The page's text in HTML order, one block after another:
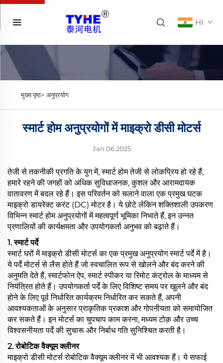
HI
मुख्य पृष्ठ> अनुप्रयोग
स्मार्ट होम अनुप्रयोगों में माइक्रो डीसी मोटर्स
Jan.06.2025
तेजी से तकनीकी प्रगति के युग में, स्मार्ट होम तेजी से लोकप्रिय हो रहे हैं,
हमारे रहने की जगहों को अधिक सुविधाजनक, कुशल और आरामदायक
वातावरण में बदल रहे हैं। इस परिवर्तन को चलाने वाला एक प्रमुख घटक
माइक्रो डायरेक्ट करंट (DC) मोटर है। ये छोटे लेकिन शक्तिशाली उपकरण
विभिन्न स्मार्ट होम अनुप्रयोगों में महत्वपूर्ण भूमिका निभाते हैं, इन उन्नत
प्रणालियों की कार्यक्षमता और उपयोगकर्ता अनुभव को बढ़ाते हैं।
1. स्मार्ट पर्दे
स्मार्ट घरों में माइक्रो डीसी मोटर्स का एक प्रमुख अनुप्रयोग स्मार्ट पर्दे में है।
ये पर्दे मोटर्स से लैस होते हैं जो स्वचालित रूप से खोलने और बंद करने की
अनुमति देते हैं, स्मार्टफोन ऐप, स्मार्ट स्पीकर या रिमोट कंट्रोल के माध्यम से
नियंत्रित होते हैं। उपयोगकर्ता पर्दे के लिए विशिष्ट समय पर खुलने और बंद
होने के लिए पूर्व निर्धारित कार्यक्रम निर्धारित कर सकते हैं, अपनी
आवश्यकताओं के अनुसार प्राकृतिक प्रकाश और गोपनीयता को समायोजित
कर सकते हैं। इन मोटर्स का चुपचाप काम करना, मध्यम टोक़ और उच्च
विश्वसनीयता पर्दे की सुचारू और निर्बाध गति सुनिश्चित करती है।
2. रोबोटिक वैक्यूम क्लीनर
माइक्रो डीसी मोटर्स रोबोटिक वैक्यूम क्लीनर में भी आवश्यक हैं। ये सफाई